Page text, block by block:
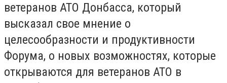
ветеранов АТО Донбасса, который
высказал свое мнение о
целесообразности и продуктивности
Форума, о новых возможностях, которые
открываются для ветеранов АТО в